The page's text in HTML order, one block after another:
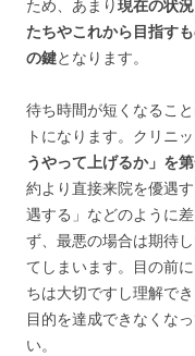
ため、あまり現在の状
たちやこれから目指す
の鍵となります。
待ち時間が短くなるこ
トになります。クリニ
うやって上げるか」を
約より直接来院を優遇
遇する」などのように
ず、最悪の場合は期待
てしまいます。目の前
ちは大切ですし理解で
目的を達成できなくな
い。